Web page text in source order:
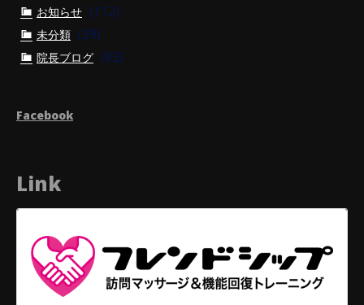
お知らせ (112)
未分類 (39)
院長ブログ (83)
Facebook
Link